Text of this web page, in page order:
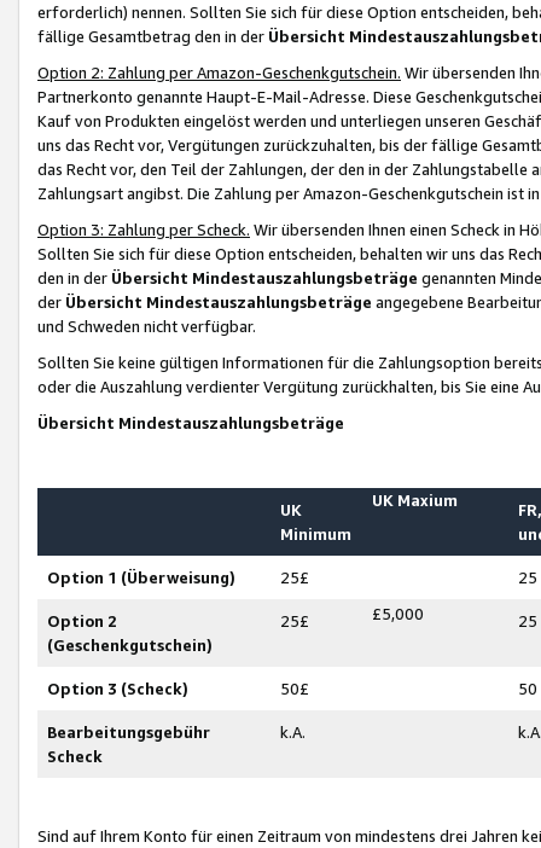
erforderlich) nennen. Sollten Sie sich für diese Option entscheiden,
fällige Gesamtbetrag den in der Übersicht
Option 2: Zahlung per Amazon-Geschenkgutschein. Wir übersenden
Partnerkonto genannte Haupt-E-Mail-Adresse. Diese
Kauf von Produkten eingelöst werden und unterliegen unseren
uns das Recht vor, Vergütungen zurückzuhalten, bis der fällige
das Recht vor, den Teil der Zahlungen, der den in der
Zahlungsart angibst. Die Zahlung per Amazon-Geschenkgutschein ist
Option 3: Zahlung per Scheck. Wir übersenden Ihnen einen Scheck in
Sollten Sie sich für diese Option entscheiden, behalten wir uns das
den in der Übersicht Mindestauszahlungsbeträge genannten
der Übersicht Mindestauszahlungsbeträge angegebene
und Schweden nicht verfügbar.
Sollten Sie keine gültigen Informationen für die Zahlungsoption
oder die Auszahlung verdienter Vergütung zurückhalten, bis Sie
Übersicht Mindestauszahlungsbeträge
UK
Minimum
UK Maxium
Option 1 (Überweisung) 25£ 25
Option 2
(Geschenkgutschein)
25£ £5,000 25
Option 3 (Scheck) 50£ 50
Bearbeitungsgebühr
Scheck
k.A.
Sind auf Ihrem Konto für einen Zeitraum von mindestens drei Jahren